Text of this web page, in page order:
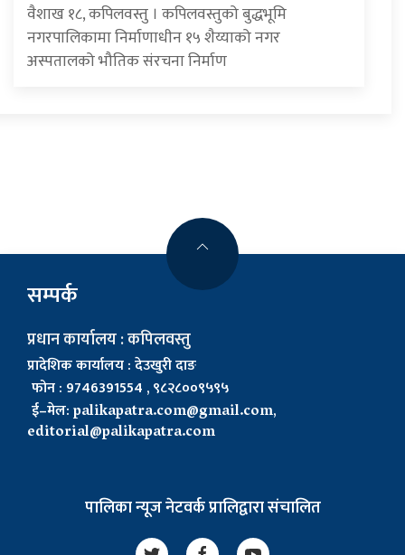
वैशाख १८, कपिलवस्तु । कपिलवस्तुको बुद्धभूमि
नगरपालिकामा निर्माणाधीन १५ शैय्याको नगर
अस्पतालको भौतिक संरचना निर्माण
सम्पर्क
प्रधान कार्यालय : कपिलवस्तु
प्रादेशिक कार्यालय : देउखुरी दाङ
फोन : 9746391554 , ९८२८००९५९५
ई–मेल:palikapatra.com@gmail.com,
editorial@palikapatra.com
पालिका न्यूज नेटवर्क प्रालिद्वारा संचालित